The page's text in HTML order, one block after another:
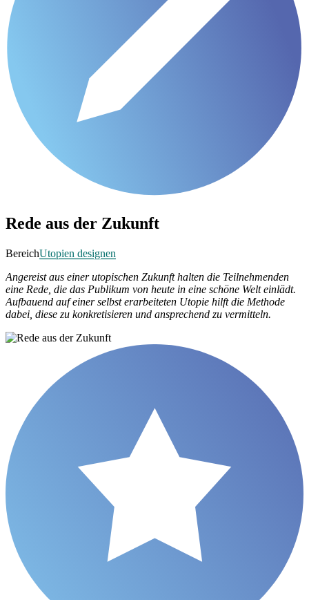
Rede aus der Zukunft
BereichUtopien designen
Angereist aus einer utopischen Zukunft halten die Teilnehmenden
eine Rede, die das Publikum von heute in eine schöne Welt einlädt.
Aufbauend auf einer selbst erarbeiteten Utopie hilft die Methode
dabei, diese zu konkretisieren und ansprechend zu vermitteln.